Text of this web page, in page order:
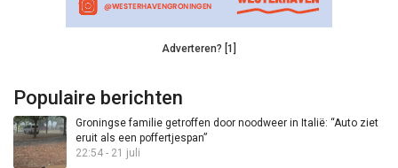
Adverteren? [1]
Populaire berichten
Groningse familie getroffen door noodweer in Italië: “Auto ziet
eruit als een poffertjespan”
22:54 - 21 juli